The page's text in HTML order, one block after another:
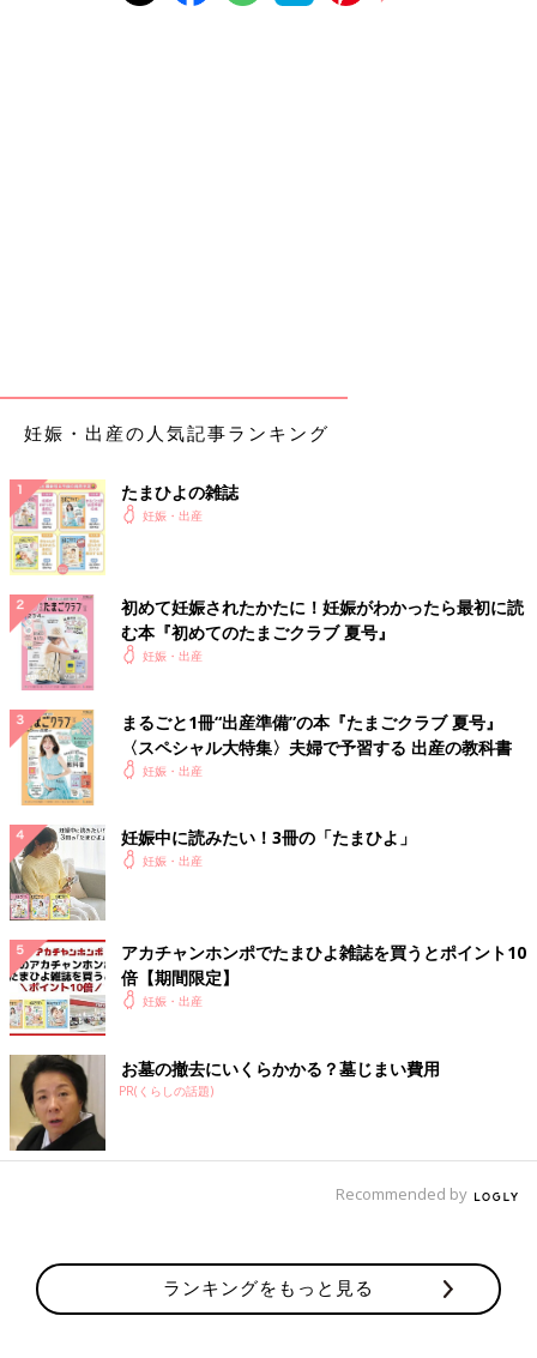
妊娠・出産の人気記事ランキング
たまひよの雑誌
妊娠・出産
初めて妊娠されたかたに！妊娠がわかったら最初に読
む本『初めてのたまごクラブ 夏号』
妊娠・出産
まるごと1冊“出産準備”の本『たまごクラブ 夏号』
〈スペシャル大特集〉夫婦で予習する 出産の教科書
妊娠・出産
妊娠中に読みたい！3冊の「たまひよ」
妊娠・出産
アカチャンホンポでたまひよ雑誌を買うとポイント10
倍【期間限定】
妊娠・出産
お墓の撤去にいくらかかる？墓じまい費用
PR(くらしの話題)
Recommended by
ランキングをもっと見る